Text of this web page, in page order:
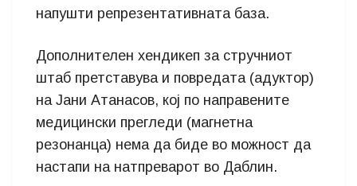
напушти репрезентативната база.
Дополнителен хендикеп за стручниот
штаб претставува и повредата (адуктор)
на Јани Атанасов, кој по направените
медицински прегледи (магнетна
резонанца) нема да биде во можност да
настапи на натпреварот во Даблин.